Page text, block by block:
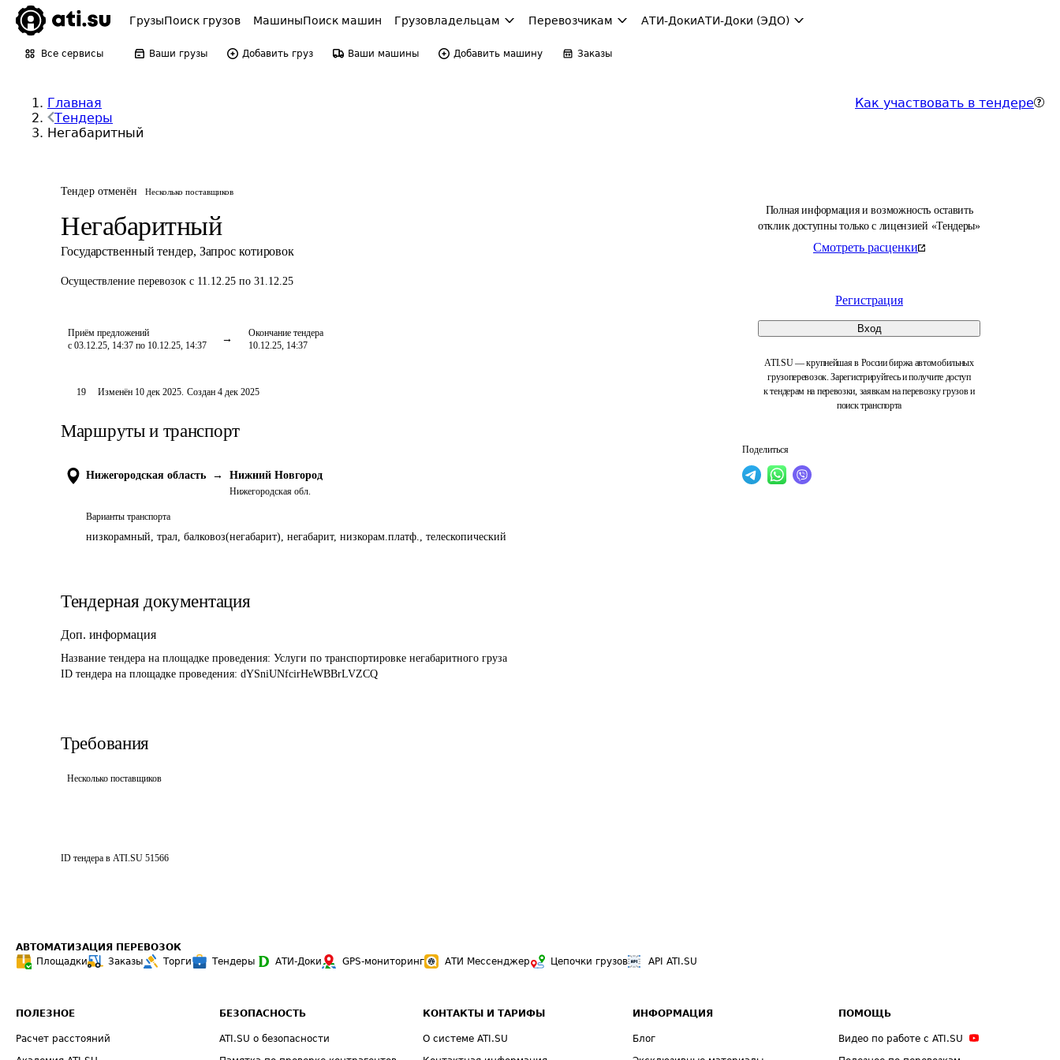
ГрузыПоиск грузов МашиныПоиск машин Грузовладельцам Перевозчикам АТИ-ДокиАТИ-Доки (ЭДО)
Все сервисы Ваши грузы Добавить груз Ваши машины Добавить машину Заказы
Главная
Тендеры
Негабаритный
Как участвовать в тендере
Тендер отменён Несколько поставщиков
Негабаритный
Государственный тендер, Запрос котировок
Осуществление перевозок с 11.12.25 по 31.12.25
Приём предложений
с 03.12.25, 14:37 по 10.12.25, 14:37
Окончание тендера
10.12.25, 14:37
Полная информация и возможность оставить
отклик доступны только с лицензией «Тендеры»
Смотреть расценки
Регистрация
Вход
ATI.SU — крупнейшая в России биржа автомобильных
грузоперевозок. Зарегистрируйтесь и получите доступ
к тендерам на перевозки, заявкам на перевозку грузов и
поиск транспорта
Поделиться
19 Изменён 10 дек 2025. Создан 4 дек 2025
Маршруты и транспорт
Нижегородская область → Нижний Новгород
Нижегородская обл.
Варианты транспорта
низкорамный, трал, балковоз(негабарит), негабарит, низкорам.платф., телескопический
Тендерная документация
Доп. информация
Название тендера на площадке проведения: Услуги по транспортировке негабаритного груза
ID тендера на площадке проведения: dYSniUNfcirHeWBBrLVZCQ
Требования
Несколько поставщиков
ID тендера в ATI.SU 51566
АВТОМАТИЗАЦИЯ ПЕРЕВОЗОК
Площадки
Заказы Торги Тендеры АТИ-Доки GPS-мониторинг АТИ Мессенджер Цепочки грузов API ATI.SU
ПОЛЕЗНОЕ
Расчет расстояний
БЕЗОПАСНОСТЬ
ATI.SU о безопасности
КОНТАКТЫ И ТАРИФЫ
О системе ATI.SU
ИНФОРМАЦИЯ
Блог
ПОМОЩЬ
Видео по работе с ATI.SU